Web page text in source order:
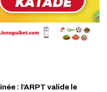
: l’ARPT valide le